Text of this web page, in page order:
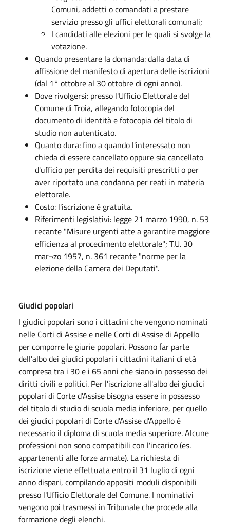
Comuni, addetti o comandati a prestare
servizio presso gli uffici elettorali comunali;
I candidati alle elezioni per le quali si svolge la
votazione.
Quando presentare la domanda: dalla data di
affissione del manifesto di apertura delle iscrizioni
(dal 1° ottobre al 30 ottobre di ogni anno).
Dove rivolgersi: presso l'Ufficio Elettorale del
Comune di Troia, allegando fotocopia del
documento di identità e fotocopia del titolo di
studio non autenticato.
Quanto dura: fino a quando l'interessato non
chieda di essere cancellato oppure sia cancellato
d'ufficio per perdita dei requisiti prescritti o per
aver riportato una condanna per reati in materia
elettorale.
Costo: l'iscrizione è gratuita.
Riferimenti legislativi: legge 21 marzo 1990, n. 53
recante "Misure urgenti atte a garantire maggiore
efficienza al procedimento elettorale"; T.U. 30
mar¬zo 1957, n. 361 recante "norme per la
elezione della Camera dei Deputati".
Giudici popolari
I giudici popolari sono i cittadini che vengono nominati
nelle Corti di Assise e nelle Corti di Assise di Appello
per comporre le giurie popolari. Possono far parte
dell'albo dei giudici popolari i cittadini italiani di età
compresa tra i 30 e i 65 anni che siano in possesso dei
diritti civili e politici. Per l'iscrizione all'albo dei giudici
popolari di Corte d'Assise bisogna essere in possesso
del titolo di studio di scuola media inferiore, per quello
dei giudici popolari di Corte d'Assise d'Appello è
necessario il diploma di scuola media superiore. Alcune
professioni non sono compatibili con l'incarico (es.
appartenenti alle forze armate). La richiesta di
iscrizione viene effettuata entro il 31 luglio di ogni
anno dispari, compilando appositi moduli disponibili
presso l'Ufficio Elettorale del Comune. I nominativi
vengono poi trasmessi in Tribunale che procede alla
formazione degli elenchi.